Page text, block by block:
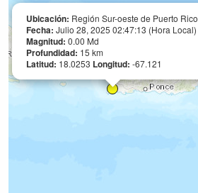
Ubicación: Región Sur-oeste de Puerto Rico
Fecha: Julio 28, 2025 02:47:13 (Hora Local)
Magnitud: 0.00 Md
Profundidad: 15 km
Latitud: 18.0253 Longitud: -67.121